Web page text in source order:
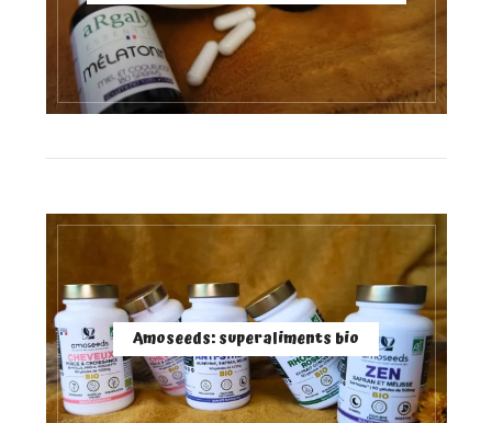
Amoseeds: superaliments bio